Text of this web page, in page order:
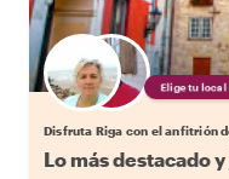
Elige tu
Disfruta Riga con el anfitrión
Lo más destacado